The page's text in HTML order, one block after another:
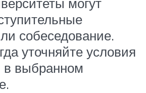
могут
собеседование.
уточняйте условия
в выбранном